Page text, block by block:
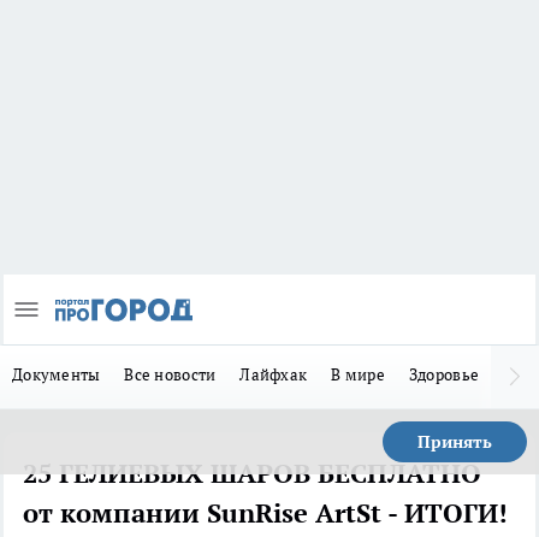
Документы Все новости Лайфхак В мире Здоровье
Принять
25 ГЕЛИЕВЫХ ШАРОВ БЕСПЛАТНО
от компании SunRise ArtSt - ИТОГИ!